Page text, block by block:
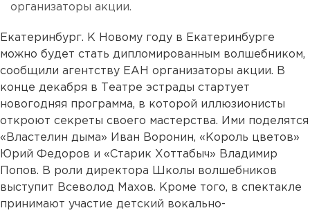
организаторы акции.
Екатеринбург. К Новому году в Екатеринбурге
можно будет стать дипломированным волшебником,
сообщили агентству ЕАН организаторы акции. В
конце декабря в Театре эстрады стартует
новогодняя программа, в которой иллюзионисты
откроют секреты своего мастерства. Ими поделятся
«Властелин дыма» Иван Воронин, «Король цветов»
Юрий Федоров и «Старик Хоттабыч» Владимир
Попов. В роли директора Школы волшебников
выступит Всеволод Махов. Кроме того, в спектакле
принимают участие детский вокально-